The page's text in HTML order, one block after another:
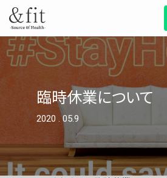
臨時休業について
2020 .05.9